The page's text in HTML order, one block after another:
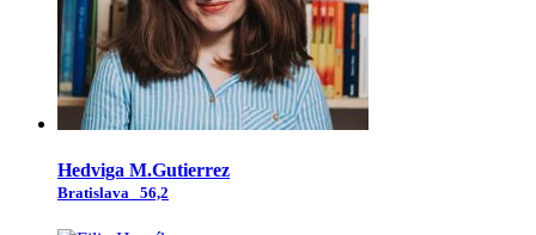
Hedviga M.Gutierrez
Bratislava 56,2